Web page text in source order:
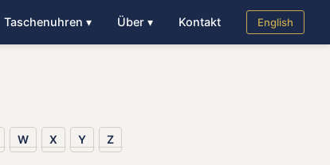
Taschenuhren ▾ Über ▾ Kontakt English
W X Y Z